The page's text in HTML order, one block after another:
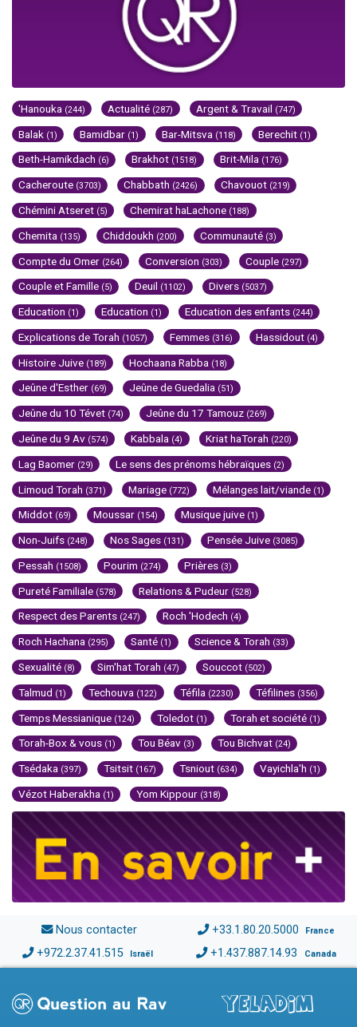
'Hanouka (244) Actualité (287) Argent & Travail (747)
Balak (1) Bamidbar (1) Bar-Mitsva (118) Berechit (1)
Beth-Hamikdach (6) Brakhot (1518) Brit-Mila (176)
Cacheroute (3703) Chabbath (2426) Chavouot (219)
Chémini Atseret (5) Chemirat haLachone (188)
Chemita (135) Chiddoukh (200) Communauté (3)
Compte du Omer (264) Conversion (303) Couple (297)
Couple et Famille (5) Deuil (1102) Divers (5037)
Education (1) Education (1) Education des enfants (244)
Explications de Torah (1057) Femmes (316) Hassidout (4)
Histoire Juive (189) Hochaana Rabba (18)
Jeûne d'Esther (69) Jeûne de Guedalia (51)
Jeûne du 10 Tévet (74) Jeûne du 17 Tamouz (269)
Jeûne du 9 Av (574) Kabbala (4) Kriat haTorah (220)
Lag Baomer (29) Le sens des prénoms hébraïques (2)
Limoud Torah (371) Mariage (772) Mélanges lait/viande (1)
Middot (69) Moussar (154) Musique juive (1)
Non-Juifs (248) Nos Sages (131) Pensée Juive (3085)
Pessah (1508) Pourim (274) Prières (3)
Pureté Familiale (578) Relations & Pudeur (528)
Respect des Parents (247) Roch 'Hodech (4)
Roch Hachana (295) Santé (1) Science & Torah (33)
Sexualité (8) Sim'hat Torah (47) Souccot (502)
Talmud (1) Techouva (122) Téfila (2230) Téfilines (356)
Temps Messianique (124) Toledot (1) Torah et société (1)
Torah-Box & vous (1) Tou Béav (3) Tou Bichvat (24)
Tsédaka (397) Tsitsit (167) Tsniout (634) Vayichla'h (1)
Vézot Haberakha (1) Yom Kippour (318)
Nous contacter +33.1.80.20.5000 France
+972.2.37.41.515 Israël +1.437.887.14.93 Canada